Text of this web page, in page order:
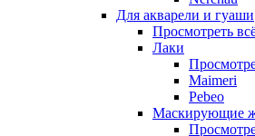
Для акварели и гуаши
Просмотреть
Лаки
Maimeri
Pebeo
Маскирующие